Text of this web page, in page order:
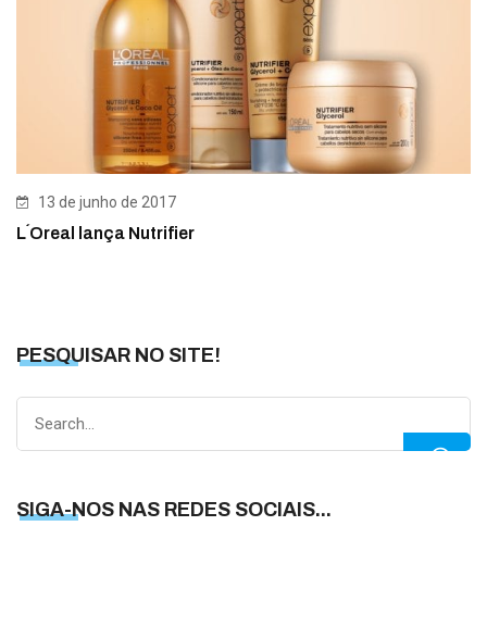
13 de junho de 2017
L´Oreal lança Nutrifier
PESQUISAR NO SITE!
SIGA-NOS NAS REDES SOCIAIS...